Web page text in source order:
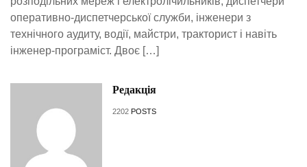
оперативно-диспетчерської служби, інженери з
технічного аудиту, водії, майстри, тракторист і навіть
інженер-програміст. Двоє […]
Редакція
2202 POSTS